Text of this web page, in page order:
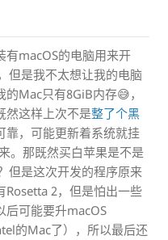
有macOS的电脑用来开
但是我不太想让我的电脑
Mac只有8GiB内存😅，
然这样上次不是整了个黑
靠，可能更新着系统就挂
。那既然买白苹果是不是
但是这次开发的程序原来
2，但是怕出一些
后可能要升macOS
的Mac了），所以最后还